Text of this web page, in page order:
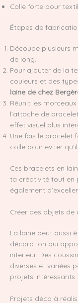
Colle forte pour
Étapes de
Découpe plusieurs
de long.
Pour ajouter de la
couleurs et des
laine de chez
Réunit les
l’attache de
effet visuel plus
Une fois le bracelet
colle pour éviter
Ces bracelets en
ta créativité tout en
également
Créer des objets
La laine peut aussi
décoration qui
intérieur. Des
diverses et variées
projets intéressants :
Projets déco à